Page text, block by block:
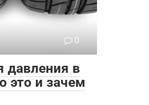
0
давления в
это и зачем